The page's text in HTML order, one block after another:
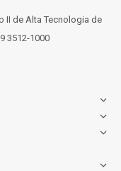
II de Alta Tecnologia de
3512-1000